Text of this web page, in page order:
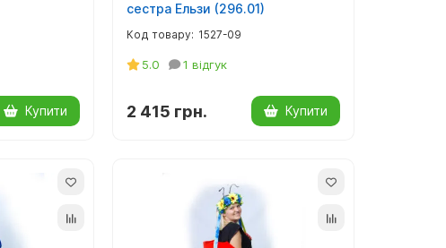
Купити
сестра Ельзи (296.01)
1527-09
5.0 1 відгук
2 415 грн. Купити